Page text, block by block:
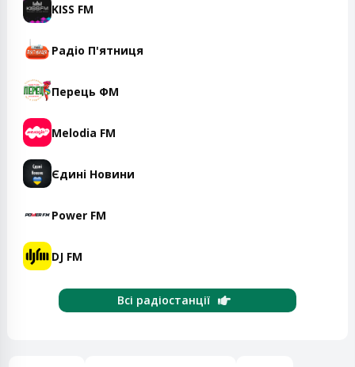
KISS FM
Радіо П'ятниця
Перець ФМ
Melodia FM
Єдині Новини
Power FM
DJ FM
Всі радіостанції